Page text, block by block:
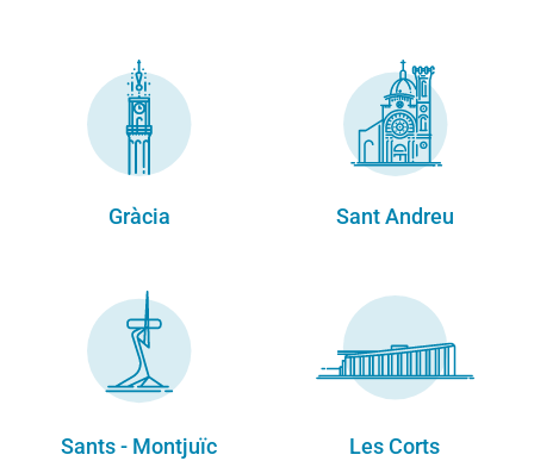
Gràcia Sant Andreu
Sants - Montjuïc Les Corts